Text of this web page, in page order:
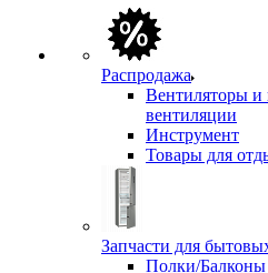
Распродажа
Вентиляторы
вентиляции
Инструмент
Товары для
Запчасти для
Полки/Балконы